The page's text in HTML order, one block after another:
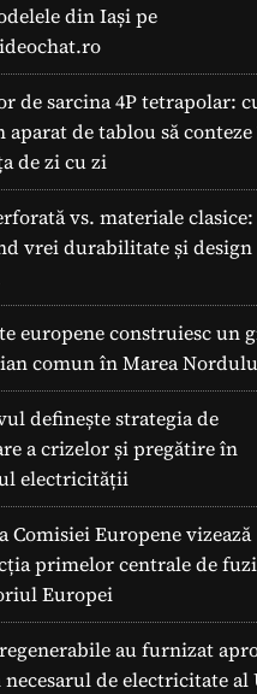
din Iași pe
de sarcina 4P tetrapolar:
aparat de tablou să
de zi cu zi
vs. materiale clasice:
vrei durabilitate și design
europene construiesc un
comun în Marea
definește strategia de
a crizelor și pregătire în
electricității
Comisiei Europene vizează
primelor centrale de
Europei
au furnizat
necesarul de electricitate al